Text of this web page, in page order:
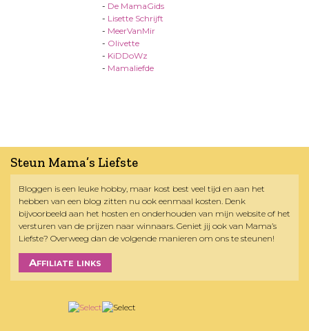
- De MamaGids
- Lisette Schrijft
- MeerVanMir
- Olivette
- KiDDoWz
- Mamaliefde
Steun Mama’s Liefste
Bloggen is een leuke hobby, maar kost best veel tijd en aan het
hebben van een blog zitten nu ook eenmaal kosten. Denk
bijvoorbeeld aan het hosten en onderhouden van mijn website of het
versturen van de prijzen naar winnaars. Geniet jij ook van Mama’s
Liefste? Overweeg dan de volgende manieren om ons te steunen!
Affiliate links